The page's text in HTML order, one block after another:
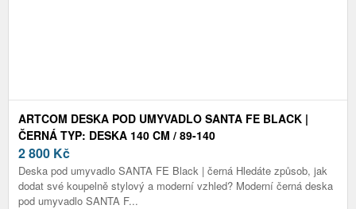
ARTCOM DESKA POD UMYVADLO SANTA FE BLACK |
ČERNÁ TYP: DESKA 140 CM / 89-140
2 800 Kč
Deska pod umyvadlo SANTA FE Black | černá Hledáte způsob, jak
dodat své koupelně stylový a moderní vzhled? Moderní černá deska
pod umyvadlo SANTA F...